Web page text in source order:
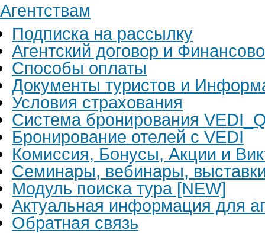
Агентствам
Подписка на рассылку
Агентский договор и
Способы оплаты
Документы туристов и
Условия страхования
Система бронирования
Бронирование отелей с VEDI
Комиссия, Бонусы, Акции и
Семинары, вебинары,
Модуль поиска тура [NEW]
Актуальная информация для
Обратная связь